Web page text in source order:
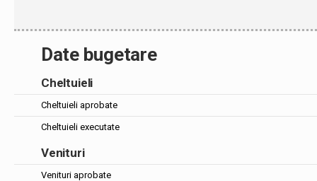
Date bugetare
Cheltuieli
Cheltuieli aprobate
Cheltuieli executate
Venituri
Venituri aprobate